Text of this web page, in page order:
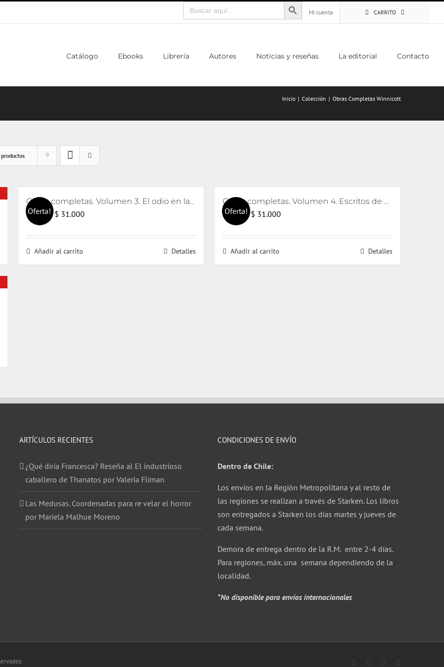
Buscar:
Mi cuenta
CARRITO
Catálogo Ebooks Librería Autores Noticias y reseñas La editorial Contacto
Inicio Colección Obras Completas Winnicott
Oferta!
Obras completas. Volumen 3. El odio en la contratransferencia, escritos sobre deprivación y crianza y notas sobre el objeto transicional (1946-1951)
$32.000
El
original
era:
$ 31.000El
actual
Añadir al carrito Detalles
Oferta!
Obras completas. Volumen 4. Escritos de metapsicología y clínica de la regresión y sostenimiento e interpretación
$32.000 El
original
era:
$ 31.000
actual
Añadir al carrito Detalles
ARTÍCULOS RECIENTES
¿Qué diría Francesca? Reseña al El industrioso
caballero de Thanatos por Valeria Fliman
Las Medusas. Coordenadas para re velar el horror
por Mariela Malhue Moreno
CONDICIONES DE ENVÍO
Dentro de Chile:
Los envíos en la Región Metropolitana y al resto de
las regiones se realizan a través de Starken. Los libros
son entregados a Starken los días martes y jueves de
cada semana.
Demora de entrega dentro de la R.M. entre 2-4 días.
Para regiones, máx. una semana dependiendo de la
localidad.
*No disponible para envíos internacionales
Facebook Instagram